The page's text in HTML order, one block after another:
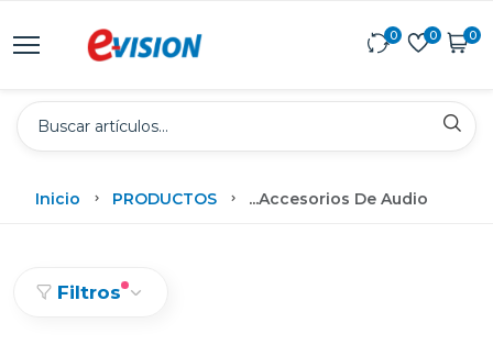
0 0 0
Inicio PRODUCTOS ...Accesorios De Audio
Filtros